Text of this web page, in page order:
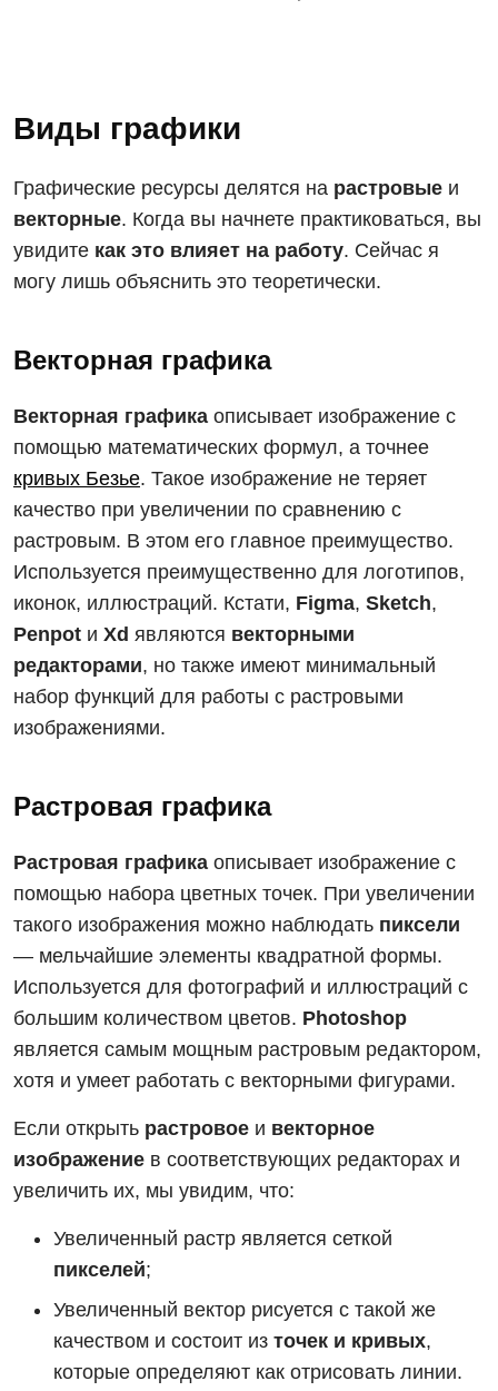
Виды графики
Графические ресурсы делятся на растровые и
векторные. Когда вы начнете практиковаться, вы
увидите как это влияет на работу. Сейчас я
могу лишь объяснить это теоретически.
Векторная графика
Векторная графика описывает изображение с
помощью математических формул, а точнее
кривых Безье. Такое изображение не теряет
качество при увеличении по сравнению с
растровым. В этом его главное преимущество.
Используется преимущественно для логотипов,
иконок, иллюстраций. Кстати, Figma, Sketch,
Penpot и Xd являются векторными
редакторами, но также имеют минимальный
набор функций для работы с растровыми
изображениями.
Растровая графика
Растровая графика описывает изображение с
помощью набора цветных точек. При увеличении
такого изображения можно наблюдать пиксели
— мельчайшие элементы квадратной формы.
Используется для фотографий и иллюстраций с
большим количеством цветов. Photoshop
является самым мощным растровым редактором,
хотя и умеет работать с векторными фигурами.
Если открыть растровое и векторное
изображение в соответствующих редакторах и
увеличить их, мы увидим, что:
Увеличенный растр является сеткой
пикселей;
Увеличенный вектор рисуется с такой же
качеством и состоит из точек и кривых,
которые определяют как отрисовать линии.